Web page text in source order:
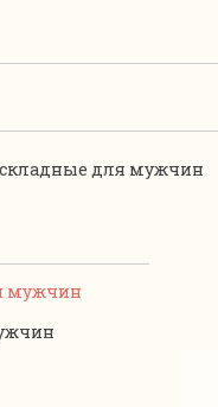
для мужчин
мужчин